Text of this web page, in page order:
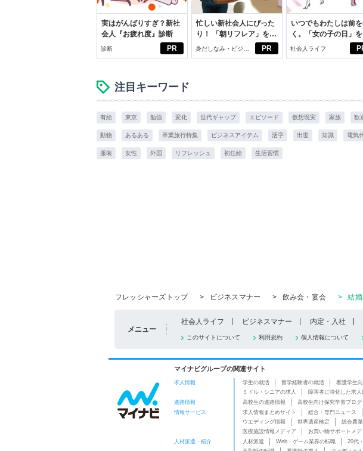
PR
実はがんばりすぎ？新社
会人『お疲れ度』診断
診断 PR
忙しい新社会人にぴった
り！ 「朝リフレア」をは
じめよう。しっかりニオ
イケアして24時間快適。
身だしなみ・ビジネ
スアイテム
いつでもわたしは前
く。「女の子の日」
向きに♪社会人エリ・
社会人ライフ
注目キーワード
有給 東京 勉強 変化 世代ギャップ エピソード 仮想現実 家族 歓
動物 あるある 卒業旅行特集 ビジネスアイテム 活字 出世 知識 電気
服装 女性 外国 リフレッシュ 初任給 生活習慣
フレッシャーズトップ
> ビジネスマナー > 飲み会・宴会 > 結
メニュー
社会人ライフ ビジネスマナー 内定・入社
このサイトについて 利用規約 個人情報について
マイナビグループの関連サイト
求人情報 学生の就活 留学経験者の就活 看護学生
ミドル・シニアの求人
障害者に特化した求
進路情報
高校生の進路情報
高校生向け探究学習プロ
情報サービス
求人情報まとめサイト 総合・専門ニュース
ウエディング情報
世界遺産検定 総合農
医療施設情報メディア
お買い物サポートメデ
人材派遣・紹介
人材派遣 Web・ゲーム業界の転職 20代